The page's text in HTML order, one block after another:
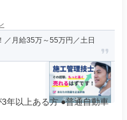
／月給35万～55万円／土日
年以上ある方 ●普通自動車